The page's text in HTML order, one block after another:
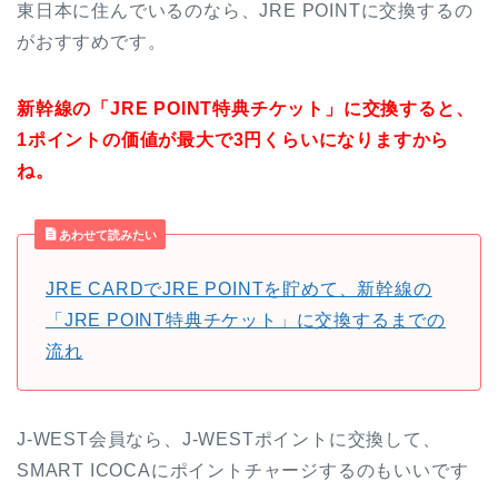
東日本に住んでいるのなら、JRE POINTに交換するの
がおすすめです。
新幹線の「JRE POINT特典チケット」に交換すると、
1ポイントの価値が最大で3円くらいになりますから
ね。
あわせて読みたい
JRE CARDでJRE POINTを貯めて、新幹線の
「JRE POINT特典チケット」に交換するまでの
流れ
J-WEST会員なら、J-WESTポイントに交換して、
SMART ICOCAにポイントチャージするのもいいです